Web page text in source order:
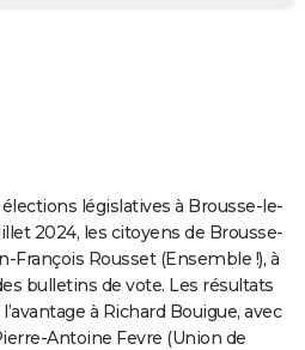
législatives à Brousse-le-
2024, les citoyens de Brousse-
François Rousset (Ensemble !), à
bulletins de vote. Les résultats
à Richard Bouigue, avec
Antoine Fevre (Union de